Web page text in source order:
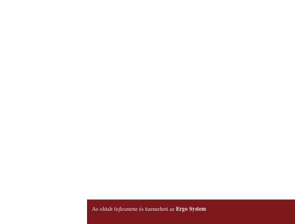
Az oldalt fejlesztette és üzemelteti az Ergo System